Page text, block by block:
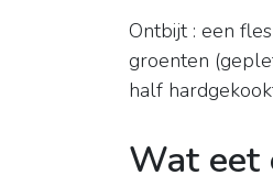
Ontbijt : een
groenten
half
Wat eet